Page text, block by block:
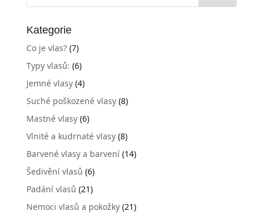
Kategorie
Co je vlas?(7)
Typy vlasů: (6)
Jemné vlasy(4)
Suché poškozené vlasy(8)
Mastné vlasy(6)
Vlnité a kudrnaté vlasy(8)
Barvené vlasy a barvení(14)
Šedivění vlasů (6)
Padání vlasů (21)
Nemoci vlasů a pokožky(21)